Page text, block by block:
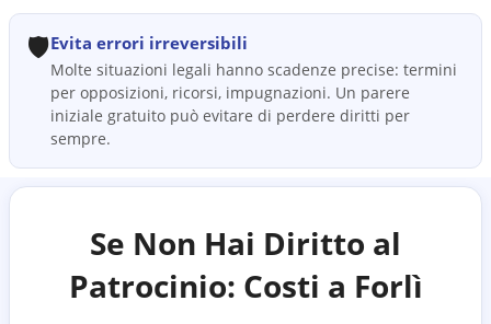
🛡️Evita errori irreversibili
Molte situazioni legali hanno scadenze precise: termini
per opposizioni, ricorsi, impugnazioni. Un parere
iniziale gratuito può evitare di perdere diritti per
sempre.
Se Non Hai Diritto al
Patrocinio: Costi a Forlì